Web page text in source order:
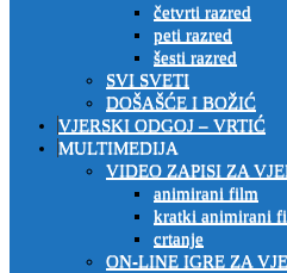
četvrti razred
peti razred
šesti razred
SVI SVETI
DOŠAŠĆE I BOŽIĆ
VJERSKI ODGOJ – VRTIĆ
MULTIMEDIJA
VIDEO ZAPISI ZA
animirani film
kratki animirani
crtanje
ON-LINE IGRE ZA